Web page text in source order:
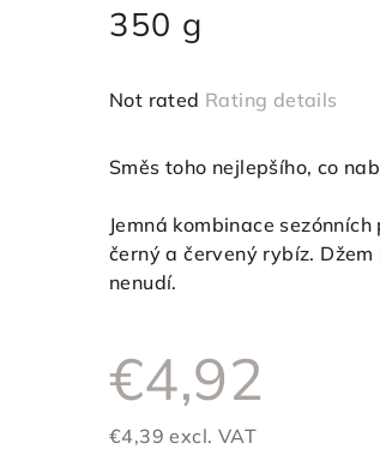
350 g
The
product
is
0,0
stars.
Not rated Rating details
Směs toho nejlepšího, co
Jemná kombinace
černý a červený rybíz.
nenudí.
€4,92
€4,39 excl. VAT